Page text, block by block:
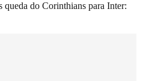
queda do Corinthians para Inter: